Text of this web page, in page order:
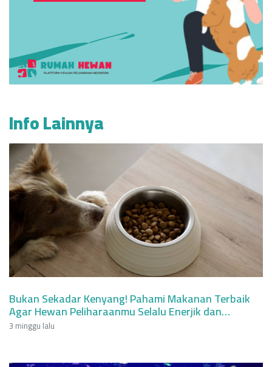
Info Lainnya
Bukan Sekadar Kenyang! Pahami Makanan Terbaik
Agar Hewan Peliharaanmu Selalu Enerjik dan
Berumur Panjang
3 minggu lalu